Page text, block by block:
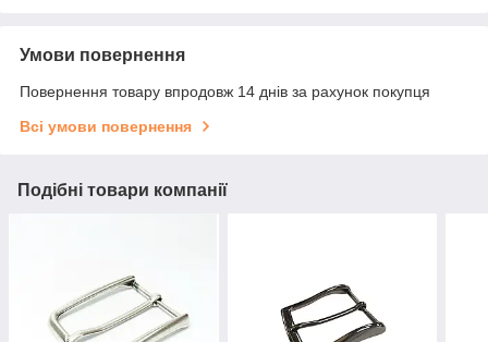
Умови повернення
Повернення товару впродовж 14 днів за рахунок покупця
Всі умови повернення
Подібні товари компанії